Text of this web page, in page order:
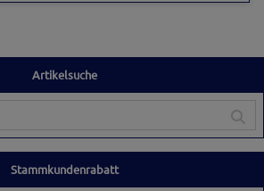
Artikelsuche
Stammkundenrabatt